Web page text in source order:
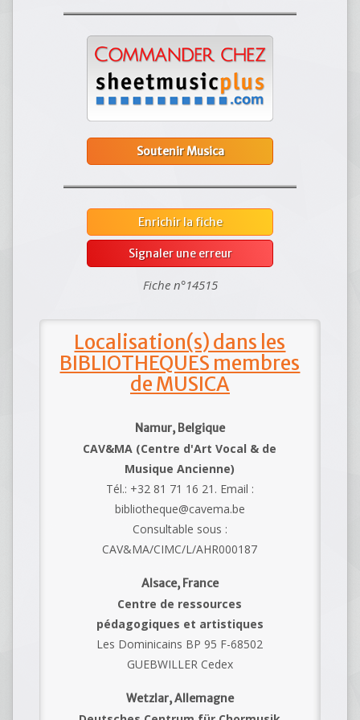
Soutenir Musica
Enrichir la fiche
Signaler une erreur
Fiche n°14515
Localisation(s) dans les
BIBLIOTHEQUES membres
de MUSICA
Namur, Belgique
CAV&MA (Centre d'Art Vocal & de
Musique Ancienne)
Tél.: +32 81 71 16 21. Email :
bibliotheque@cavema.be
Consultable sous :
CAV&MA/CIMC/L/AHR000187
Alsace, France
Centre de ressources
pédagogiques et artistiques
Les Dominicains BP 95 F-68502
GUEBWILLER Cedex
Wetzlar, Allemagne